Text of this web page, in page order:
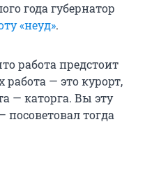
года губернатор
«неуд».
работа предстоит
— это курорт,
— каторга. Вы эту
посоветовал тогда